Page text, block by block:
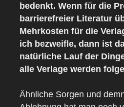
bedenkt. Wenn für die
barrierefreier Literatur
Mehrkosten für die
ich bezweifle, dann ist
natürliche Lauf der
alle Verlage werden
Ähnliche Sorgen und